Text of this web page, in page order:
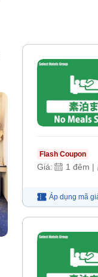
Flash Coupon
Giá: 1 đêm |
Áp dụng mã